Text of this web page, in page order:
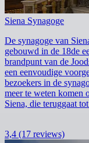
Siena Synagoge
De synagoge van
gebouwd in de 18de
brandpunt van de
een eenvoudige
bezoekers in de
meer te weten komen
Siena, die teruggaat
3,4 (17 reviews)